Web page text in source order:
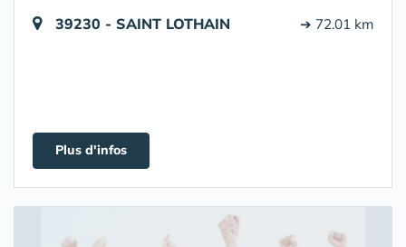
39230 - SAINT LOTHAIN ➔ 72.01 km
Plus d'infos